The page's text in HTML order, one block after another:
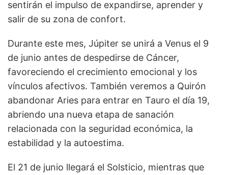
sentirán el impulso de expandirse, aprender y
salir de su zona de confort.
Durante este mes, Júpiter se unirá a Venus el 9
de junio antes de despedirse de Cáncer,
favoreciendo el crecimiento emocional y los
vínculos afectivos. También veremos a Quirón
abandonar Aries para entrar en Tauro el día 19,
abriendo una nueva etapa de sanación
relacionada con la seguridad económica, la
estabilidad y la autoestima.
El 21 de junio llegará el Solsticio, mientras que